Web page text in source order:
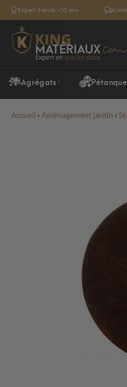
Expert depuis +10 ans
Agrégats Pétanque
Accueil › Aménagement jardin ›